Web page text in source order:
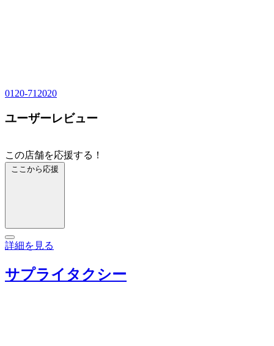
0120-712020
ユーザーレビュー
この店舗を応援する！
ここから応援
詳細を見る
サプライタクシー